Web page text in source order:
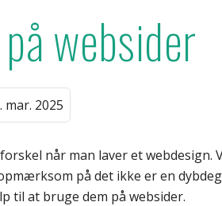
websider
mar. 2025
når man laver et webdesign.
på det ikke er en
til at bruge dem på websider.